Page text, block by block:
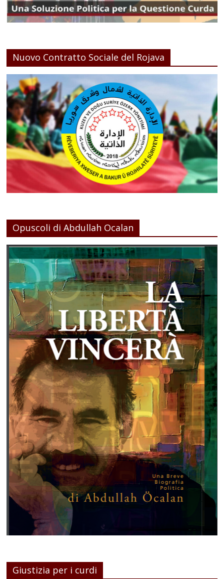
Nuovo Contratto Sociale del Rojava
Opuscoli di Abdullah Ocalan
Giustizia per i curdi